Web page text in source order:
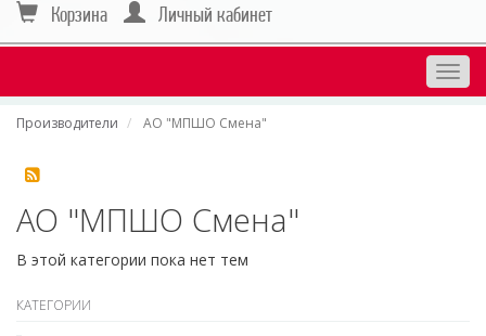
Корзина Личный кабинет
Производители АО "МПШО Смена"
АО "МПШО Смена"
В этой категории пока нет тем
КАТЕГОРИИ